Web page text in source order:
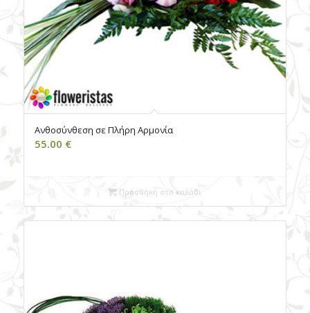
Ανθοσύνθεση σε Πλήρη Αρμονία
55.00 €
Προσθήκη στο καλάθι